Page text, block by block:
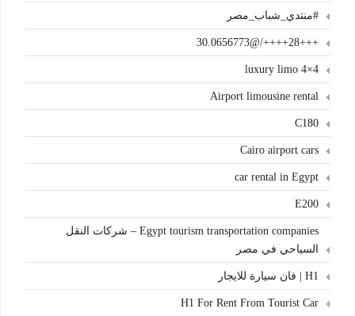
#منتدي_شباب_مصر
+++28++++/@30.0656773
4×4 luxury limo
Airport limousine rental
C180
Cairo airport cars
car rental in Egypt
E200
Egypt tourism transportation companies – شركات النقل
السياحي في مصر
H1 | فان سيارة للايجار
H1 For Rent From Tourist Car